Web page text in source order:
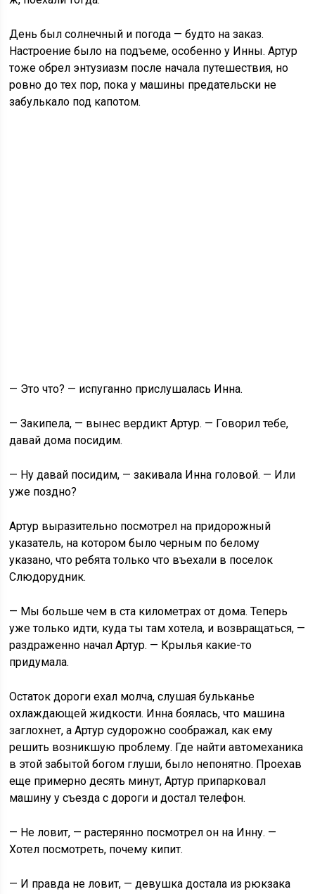
День был солнечный и погода — будто на заказ.
Настроение было на подъеме, особенно у Инны. Артур
тоже обрел энтузиазм после начала путешествия, но
ровно до тех пор, пока у машины предательски не
забулькало под капотом.
— Это что? — испуганно прислушалась Инна.
— Закипела, — вынес вердикт Артур. — Говорил тебе,
давай дома посидим.
— Ну давай посидим, — закивала Инна головой. — Или
уже поздно?
Артур выразительно посмотрел на придорожный
указатель, на котором было черным по белому
указано, что ребята только что въехали в поселок
Слюдорудник.
— Мы больше чем в ста километрах от дома. Теперь
уже только идти, куда ты там хотела, и возвращаться, —
раздраженно начал Артур. — Крылья какие-то
придумала.
Остаток дороги ехал молча, слушая бульканье
охлаждающей жидкости. Инна боялась, что машина
заглохнет, а Артур судорожно соображал, как ему
решить возникшую проблему. Где найти автомеханика
в этой забытой богом глуши, было непонятно. Проехав
еще примерно десять минут, Артур припарковал
машину у съезда с дороги и достал телефон.
— Не ловит, — растерянно посмотрел он на Инну. —
Хотел посмотреть, почему кипит.
— И правда не ловит, — девушка достала из рюкзака